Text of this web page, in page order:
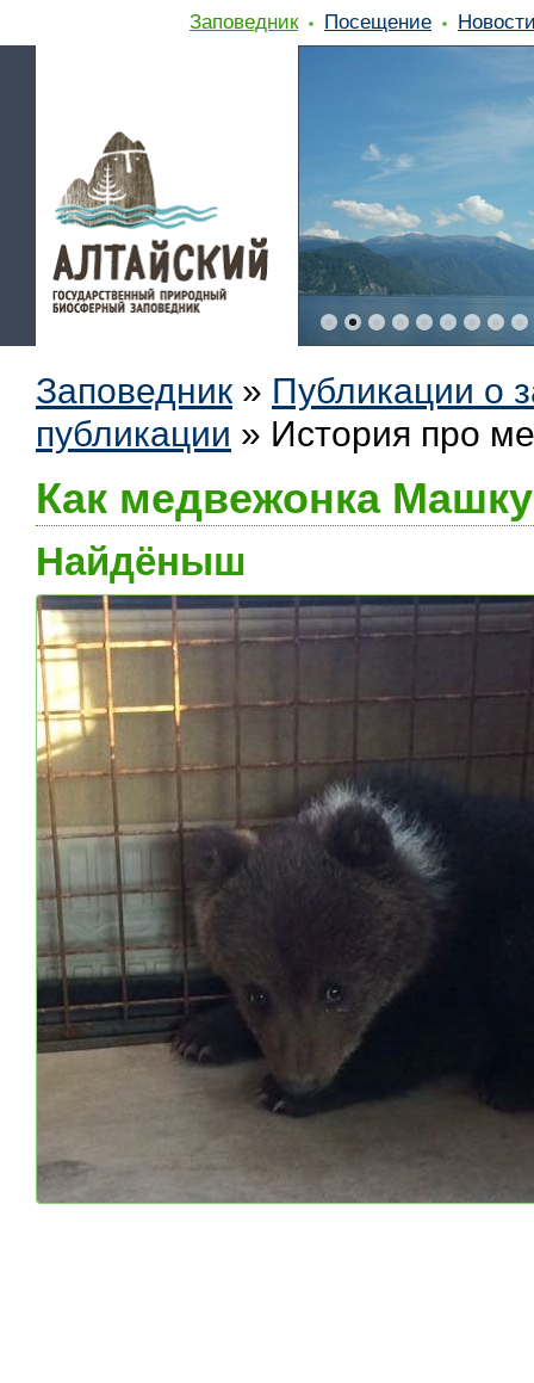
Заповедник Посещение
Заповедник » Публикации о
публикации » История про
Как медвежонка
Найдёныш